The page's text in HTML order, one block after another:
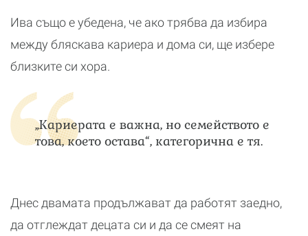
Ива също е убедена, че ако трябва да избира
между бляскава кариера и дома си, ще избере
близките си хора.
„Кариерата е важна, но семейството е
това, което остава“, категорична е тя.
Днес двамата продължават да работят заедно,
да отглеждат децата си и да се смеят на